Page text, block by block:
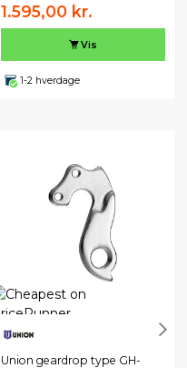
1.595,00 kr.
Vis
1-2 hverdage
Union geardrop type GH-